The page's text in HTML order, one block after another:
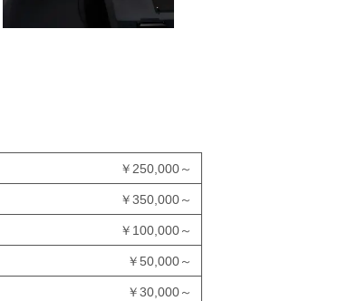
￥250,000～
￥350,000～
￥ 100,000～
￥50,000～
￥30,000～